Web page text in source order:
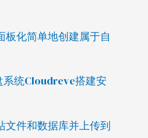
板化简单地创建属于自
系统Cloudreve搭建安
文件和数据库并上传到